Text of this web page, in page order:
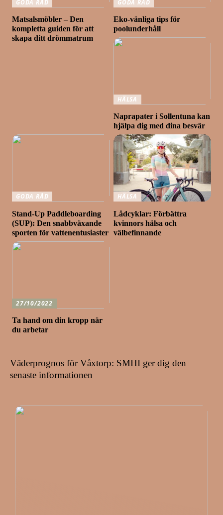
GODA RÅD
Matsalsmöbler – Den
kompletta guiden för att
skapa ditt drömmatrum
GODA RÅD
Eko-vänliga tips för
poolunderhåll
HÄLSA
Naprapater i Sollentuna kan
hjälpa dig med dina besvär
GODA RÅD
Stand-Up Paddleboarding
(SUP): Den snabbväxande
sporten för vattenentusiaster
HÄLSA
Lådcyklar: Förbättra
kvinnors hälsa och
välbefinnande
27/10/2022
Ta hand om din kropp när
du arbetar
Väderprognos för Våxtorp: SMHI ger dig den
senaste informationen